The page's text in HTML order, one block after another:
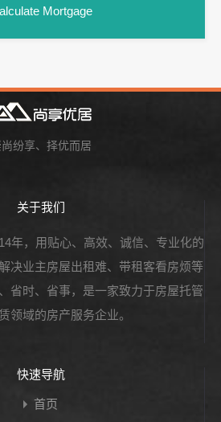
尚纷享、择优而居
关于我们
年，用贴心、高效、诚信、专业化的
决业主房屋出租难、带租客看房烦等
省时、省事，是一家致力于房屋托管
领域的房产服务企业。
快速导航
首页